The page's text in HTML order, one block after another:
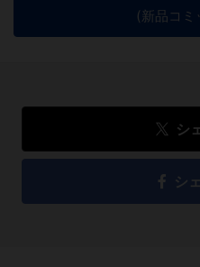
(新品コミ
シ
シ